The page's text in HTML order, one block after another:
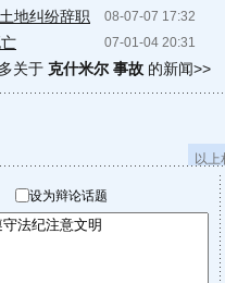
08-07-07 17:32
地纠纷辞职
07-01-04 20:31
关于 克什米尔 事故 的新闻>>
以
设为辩论话题